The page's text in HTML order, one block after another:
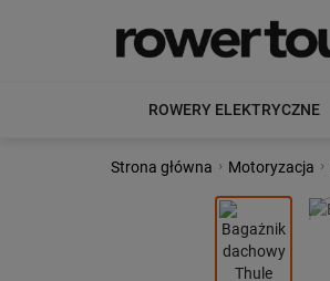
ROWERY ELEKTRYCZNE
Strona główna › Motoryzacja ›